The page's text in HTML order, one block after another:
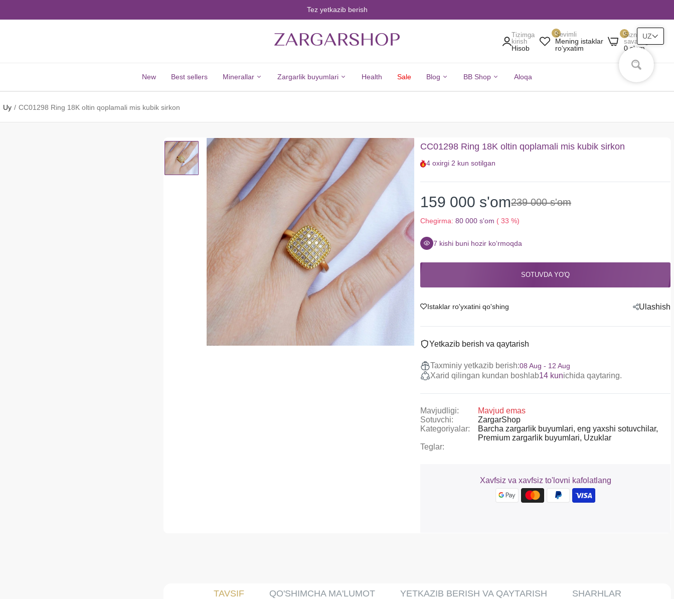
Tez yetkazib berish
Tizimga
kirish
Hisob
0Sevimli
Mening istaklar
roʻyxatim
0Sizning
savatingiz
0 s'om
New Best sellers Minerallar
Barcha
Minerallar
Zumrad
Yoqut
Safir
Granat
Ametist
Tanzanit
Zargarlik buyumlari
Barcha
Zargarlik
Buyumlari
Kumush
Tovarlar
Uzuklar
Ziraklar
Chanes
Kulonlar
Marjonlarni
To'plamlar
Sotish
Health Sale Blog BB Shop Aloqa
Uy CC01298 Ring 18K oltin qoplamali mis kubik sirkon
CC01298 Ring 18K oltin qoplamali mis kubik sirkon
4 oxirgi 2 kun sotilgan
159 000 s'om239 000 s'om
Chegirma: 80 000 s'om ( 33 %)
10kishi buni hozir koʻrmoqda
SOTUVDA YO'Q
Istaklar ro'yxatini qo'shing Ulashish
Yetkazib berish va qaytarish
Taxminiy yetkazib berish:08 Aug - 12 Aug
Xarid qilingan kundan boshlab14 kunichida qaytaring.
Mavjudligi:
Mavjud emas
Sotuvchi:
ZargarShop
Kategoriyalar:
Barcha zargarlik buyumlari, eng yaxshi sotuvchilar,
Premium zargarlik buyumlari, Uzuklar
Teglar:
Xavfsiz va xavfsiz to'lovni kafolatlang
TAVSIF QO'SHIMCHA MA'LUMOT YETKAZIB BERISH VA QAYTARISH SHARHLAR
UZ